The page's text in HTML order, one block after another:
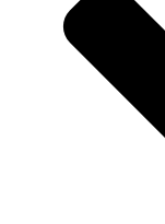
Marc